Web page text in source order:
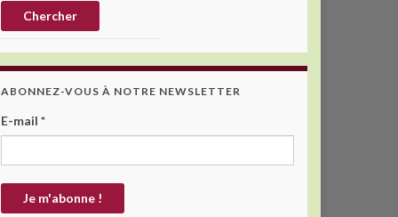
ABONNEZ-VOUS À NOTRE NEWSLETTER
E-mail *